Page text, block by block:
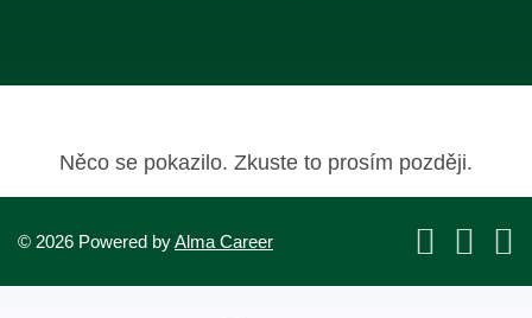
Něco se pokazilo. Zkuste to prosím později.
© 2026 Powered byAlma Career